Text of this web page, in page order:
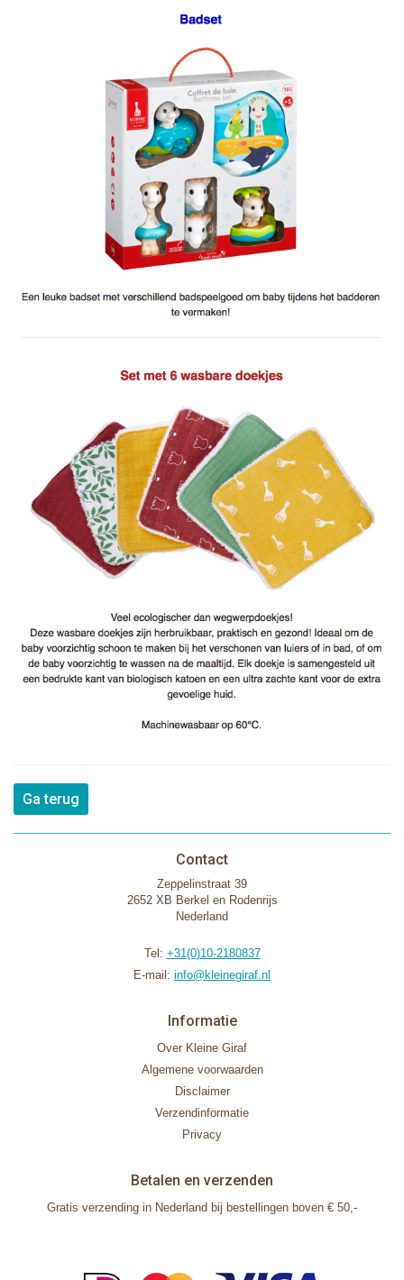
Ga terug
Contact
Zeppelinstraat 39
2652 XB Berkel en Rodenrijs
Nederland
Tel: +31(0)10-2180837
E-mail: info@kleinegiraf.nl
Informatie
Over Kleine Giraf
Algemene voorwaarden
Disclaimer
Verzendinformatie
Privacy
Betalen en verzenden
Gratis verzending in Nederland bij bestellingen boven € 50,-